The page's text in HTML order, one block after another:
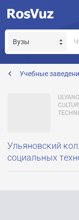
Учебные
Ульяновский
социальных